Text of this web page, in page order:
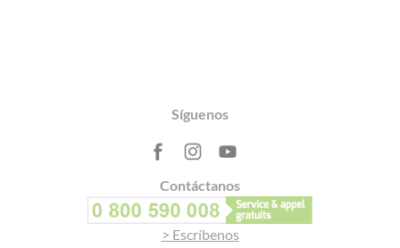
Síguenos
Contáctanos
> Escríbenos